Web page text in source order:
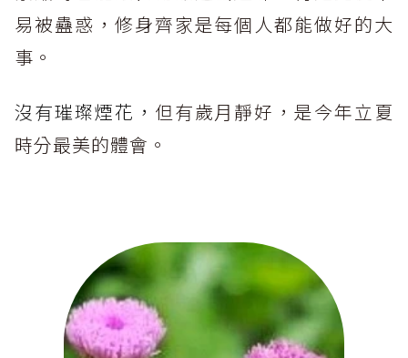
易被蠱惑，修身齊家是每個人都能做好的大
事。
沒有璀璨煙花， 但有歲月靜好，是今年立夏
時分最美的體會。